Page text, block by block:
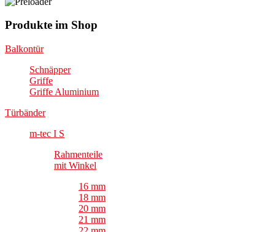
Produkte im Shop
Balkontür
Schnäpper
Griffe
Griffe Aluminium
Türbänder
m-tec I S
Rahmenteile
mit Winkel
16 mm
18 mm
20 mm
21 mm